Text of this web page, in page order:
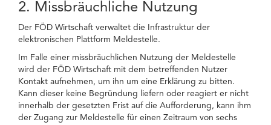
2. Missbräuchliche Nutzung
Der FÖD Wirtschaft verwaltet die Infrastruktur der
elektronischen Plattform Meldestelle.
Im Falle einer missbräuchlichen Nutzung der Meldestelle
wird der FÖD Wirtschaft mit dem betreffenden Nutzer
Kontakt aufnehmen, um ihn um eine Erklärung zu bitten.
Kann dieser keine Begründung liefern oder reagiert er nicht
innerhalb der gesetzten Frist auf die Aufforderung, kann ihm
der Zugang zur Meldestelle für einen Zeitraum von sechs